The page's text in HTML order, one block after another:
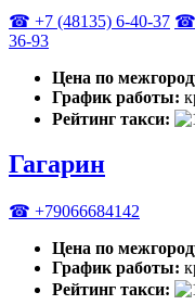
☎ +7 (48135) 6-40-37 ☎
36-93
Цена по
График работы:
Рейтинг такси:
Гагарин
☎ +79066684142
Цена по
График работы:
Рейтинг такси: